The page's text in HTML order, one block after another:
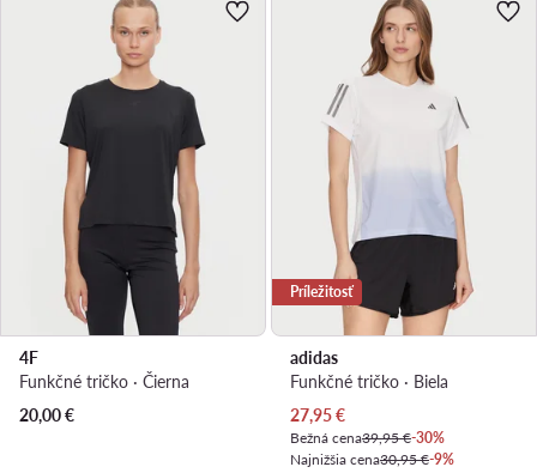
4F
Funkčné tričko · Čierna
20,00€
Príležitosť
adidas
Funkčné tričko · Biela
Aktuálna cena
27,95€
Bežná cena39,95 €-30%
Najnižšia cena30,95 €-9%